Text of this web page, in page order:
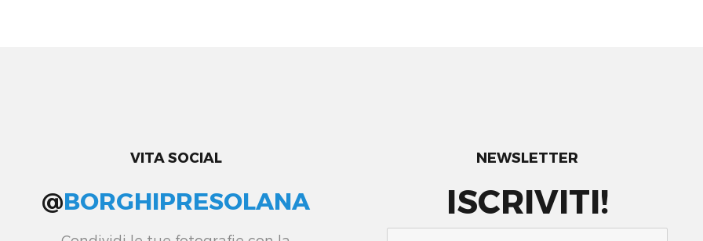
VITA SOCIAL
@BORGHIPRESOLANA
NEWSLETTER
ISCRIVITI!